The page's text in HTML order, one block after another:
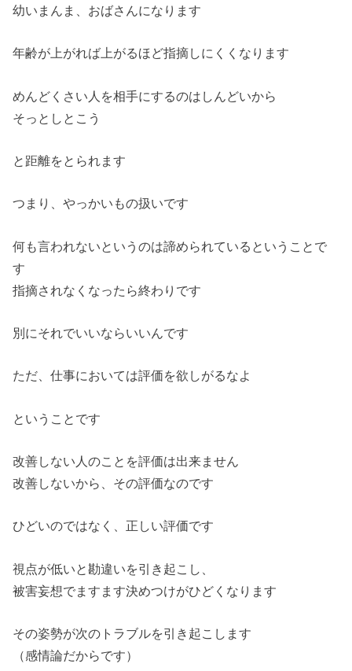
幼いまんま、おばさんになります
年齢が上がれば上がるほど指摘しにくくなります
めんどくさい人を相手にするのはしんどいから
そっとしとこう
と距離をとられます
つまり、やっかいもの扱いです
何も言われないというのは諦められているということで
す
指摘されなくなったら終わりです
別にそれでいいならいいんです
ただ、仕事においては評価を欲しがるなよ
ということです
改善しない人のことを評価は出来ません
改善しないから、その評価なのです
ひどいのではなく、正しい評価です
視点が低いと勘違いを引き起こし、
被害妄想でますます決めつけがひどくなります
その姿勢が次のトラブルを引き起こします
（感情論だからです）